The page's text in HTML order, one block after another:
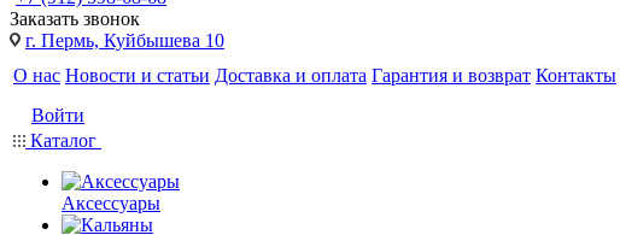
Заказать звонок
г. Пермь, Куйбышева 10
О нас Новости и статьи Доставка и оплата Гарантия и возврат Контакты
Войти
Каталог
Аксессуары